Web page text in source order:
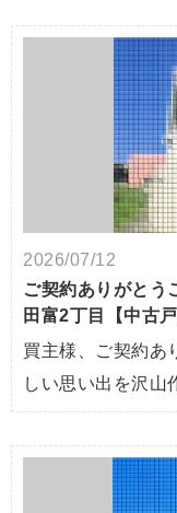
2026/07/12
ご契約ありがとう
田富2丁目【中古戸
買主様、ご契約あ
しい思い出を沢